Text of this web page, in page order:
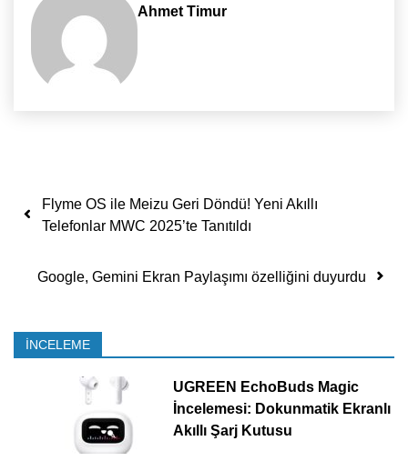
Ahmet Timur
Yazı dolaşımı
Flyme OS ile Meizu Geri Döndü! Yeni Akıllı
Telefonlar MWC 2025’te Tanıtıldı
Google, Gemini Ekran Paylaşımı özelliğini duyurdu
İNCELEME
UGREEN EchoBuds Magic
İncelemesi: Dokunmatik Ekranlı
Akıllı Şarj Kutusu